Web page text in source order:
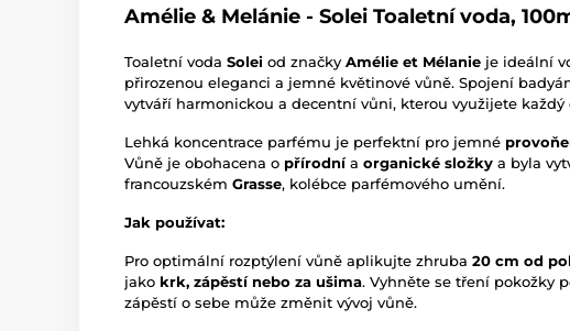
Amélie & Melánie - Solei Toaletní voda,
Toaletní voda Solei od značky Amélie et Mélanie je ideální
přirozenou eleganci a jemné květinové vůně. Spojení
vytváří harmonickou a decentní vůni, kterou využijete každý
Lehká koncentrace parfému je perfektní pro jemné
Vůně je obohacena o přírodnía organické složky a byla
francouzském Grasse, kolébce parfémového umění.
Jak používat:
Pro optimální rozptýlení vůně aplikujte zhruba 20 cm od
jako krk, zápěstí nebo za ušima. Vyhněte se tření pokožky
zápěstí o sebe může změnit vývoj vůně.